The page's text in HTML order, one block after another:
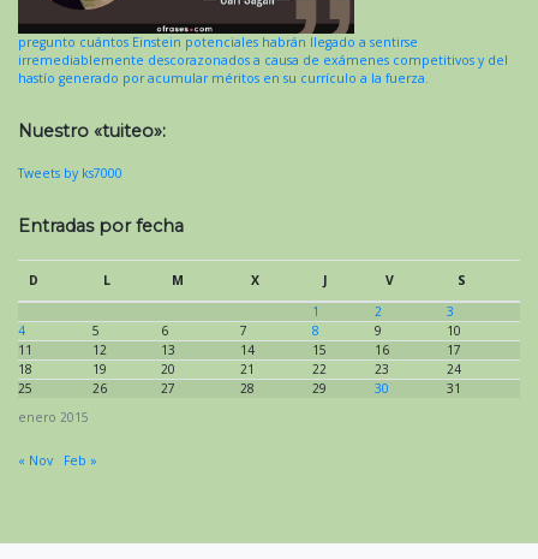
pregunto cuántos Einstein potenciales habrán llegado a sentirse
irremediablemente descorazonados a causa de exámenes competitivos y del
hastío generado por acumular méritos en su currículo a la fuerza.
Nuestro «tuiteo»:
Tweets by ks7000
Entradas por fecha
enero 2015
D L M X J V
S
1
2
3
4
5 6 7 8 9
10
11
12 13 14 15 16
17
18
19 20 21 22 23
24
25
26 27 28 29 30 31
« Nov Feb »